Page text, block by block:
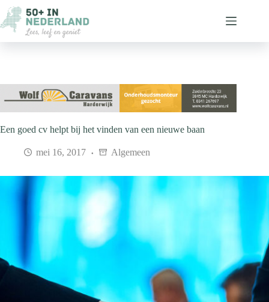
naar
de
inhoud
Een goed cv helpt bij het vinden van een nieuwe baan
mei 16, 2017 Algemeen